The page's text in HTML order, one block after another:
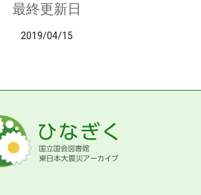
最終更新日
2019/04/15